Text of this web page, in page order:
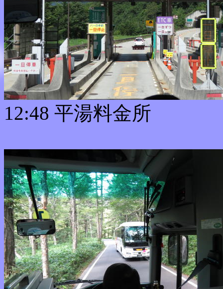
12:48 平湯料金所